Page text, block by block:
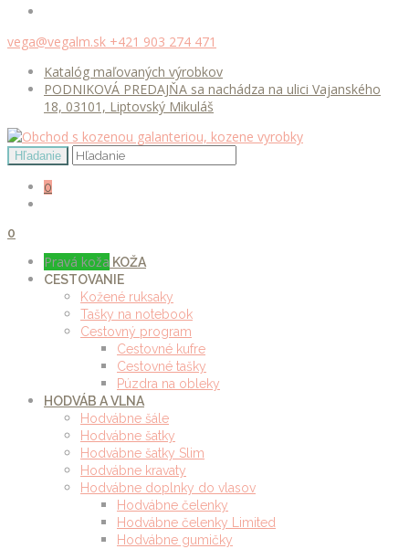
vega@vegalm.sk +421 903 274 471
Katalóg maľovaných výrobkov
PODNIKOVÁ PREDAJŇA sa nachádza na ulici Vajanského
18, 03101, Liptovský Mikuláš
0
0
Pravá koža KOŽA
CESTOVANIE
Kožené ruksaky
Tašky na notebook
Cestovný program
Cestovné kufre
Cestovné tašky
Púzdra na obleky
HODVÁB A VLNA
Hodvábne šále
Hodvábne šatky
Hodvábne šatky Slim
Hodvábne kravaty
Hodvábne doplnky do vlasov
Hodvábne čelenky
Hodvábne čelenky Limited
Hodvábne gumičky